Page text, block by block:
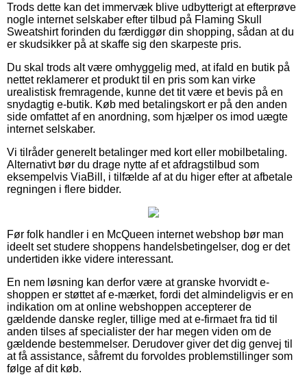
Trods dette kan det immervæk blive udbytterigt at efterprøve
nogle internet selskaber efter tilbud på Flaming Skull
Sweatshirt forinden du færdiggør din shopping, sådan at du
er skudsikker på at skaffe sig den skarpeste pris.
Du skal trods alt være omhyggelig med, at ifald en butik på
nettet reklamerer et produkt til en pris som kan virke
urealistisk fremragende, kunne det tit være et bevis på en
snydagtig e-butik. Køb med betalingskort er på den anden
side omfattet af en anordning, som hjælper os imod uægte
internet selskaber.
Vi tilråder generelt betalinger med kort eller mobilbetaling.
Alternativt bør du drage nytte af et afdragstilbud som
eksempelvis ViaBill, i tilfælde af at du higer efter at afbetale
regningen i flere bidder.
Før folk handler i en McQueen internet webshop bør man
ideelt set studere shoppens handelsbetingelser, dog er det
undertiden ikke videre interessant.
En nem løsning kan derfor være at granske hvorvidt e-
shoppen er støttet af e-mærket, fordi det almindeligvis er en
indikation om at online webshoppen accepterer de
gældende danske regler, tillige med at e-firmaet fra tid til
anden tilses af specialister der har megen viden om de
gældende bestemmelser. Derudover giver det dig genvej til
at få assistance, såfremt du forvoldes problemstillinger som
følge af dit køb.